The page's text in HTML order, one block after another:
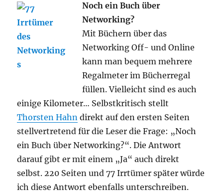
Noch ein Buch über
Networking?
Mit Büchern über das
Networking Off- und Online
kann man bequem mehrere
Regalmeter im Bücherregal
füllen. Vielleicht sind es auch
einige Kilometer… Selbstkritisch stellt
Thorsten Hahn direkt auf den ersten Seiten
stellvertretend für die Leser die Frage: „Noch
ein Buch über Networking?“. Die Antwort
darauf gibt er mit einem „Ja“ auch direkt
selbst. 220 Seiten und 77 Irrtümer später würde
ich diese Antwort ebenfalls unterschreiben.